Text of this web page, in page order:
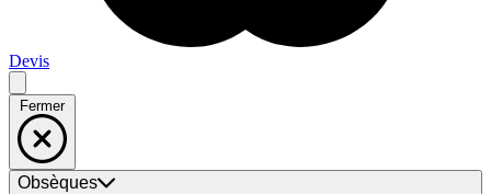
Devis
Fermer
Obsèques